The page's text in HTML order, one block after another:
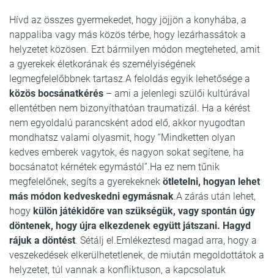
Hívd az összes gyermekedet, hogy jöjjön a konyhába, a
nappaliba vagy más közös térbe, hogy lezárhassátok a
helyzetet közösen. Ezt bármilyen módon megteheted, amit
a gyerekek életkorának és személyiségének
legmegfelelőbbnek tartasz.A feloldás egyik lehetősége a
közös bocsánatkérés – ami a jelenlegi szülői kultúrával
ellentétben nem bizonyíthatóan traumatizál. Ha a kérést
nem egyoldalú parancsként adod elő, akkor nyugodtan
mondhatsz valami olyasmit, hogy “Mindketten olyan
kedves emberek vagytok, és nagyon sokat segítene, ha
bocsánatot kérnétek egymástól”.Ha ez nem tűnik
megfelelőnek, segíts a gyerekeknek ötletelni, hogyan lehet
más módon kedveskedni egymásnak.A zárás után lehet,
hogy külön játékidőre van szükségük, vagy spontán úgy
döntenek, hogy újra elkezdenek együtt játszani. Hagyd
rájuk a döntést. Sétálj el.Emlékeztesd magad arra, hogy a
veszekedések elkerülhetetlenek, de miután megoldottátok a
helyzetet, túl vannak a konfliktuson, a kapcsolatuk